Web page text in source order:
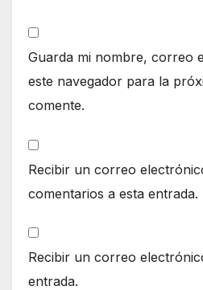
Guarda mi nombre, correo
este navegador para la
comente.
Recibir un correo
comentarios a esta entrada.
Recibir un correo
entrada.